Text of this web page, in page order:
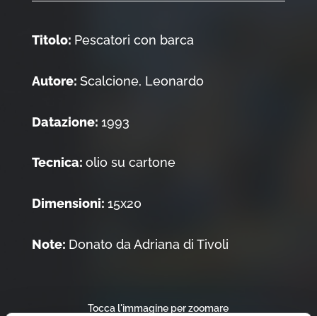
Titolo: Pescatori con barca
Autore: Scalcione, Leonardo
Datazione: 1993
Tecnica: olio su cartone
Dimensioni: 15x20
Note: Donato da Adriana di Tivoli
Tocca l'immagine per zoomare